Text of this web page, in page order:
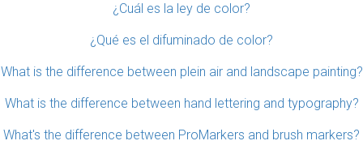
¿Cuál es la ley de color?
¿Qué es el difuminado de color?
What is the difference between plein air and landscape painting?
What is the difference between hand lettering and typography?
What's the difference between ProMarkers and brush markers?